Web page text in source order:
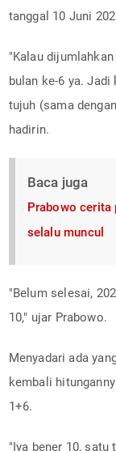
tanggal 10 Juni
"Kalau
bulan ke-6 ya.
tujuh (sama
hadirin.
Baca juga
Prabowo cerita
selalu muncul
"Belum selesai,
10," ujar Prabowo.
Menyadari ada
kembali
1+6.
"Iya bener 10, satu